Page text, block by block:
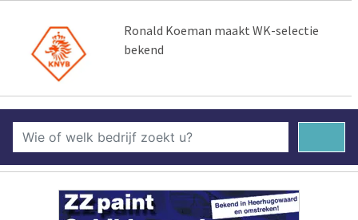
Ronald Koeman maakt WK-selectie
bekend